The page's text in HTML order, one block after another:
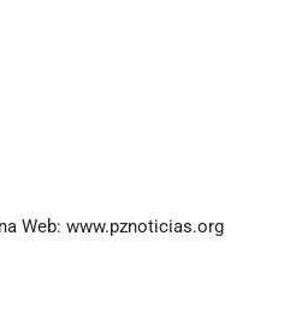
Web: www.pznoticias.org